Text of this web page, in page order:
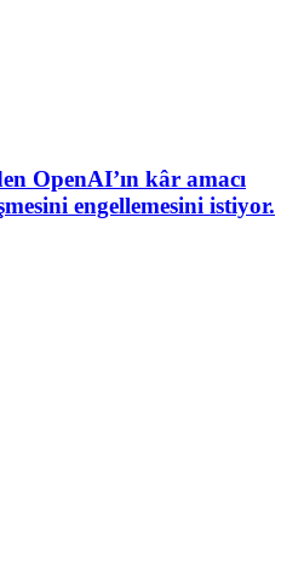
OpenAI’ın kâr amacı
engellemesini istiyor.